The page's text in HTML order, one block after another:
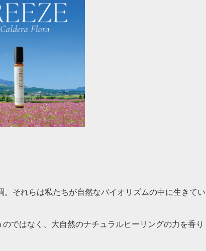
それらは私たちが自然なバイオリズムの中に生きてい
ではなく、大自然のナチュラルヒーリングの力を香り